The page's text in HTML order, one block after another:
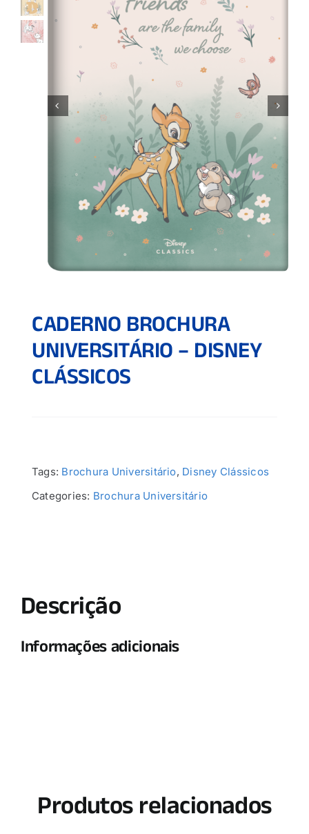
CADERNO BROCHURA
UNIVERSITÁRIO – DISNEY
CLÁSSICOS
Tags: Brochura Universitário, Disney Clássicos
Categories: Brochura Universitário
Descrição
Informações adicionais
Produtos relacionados